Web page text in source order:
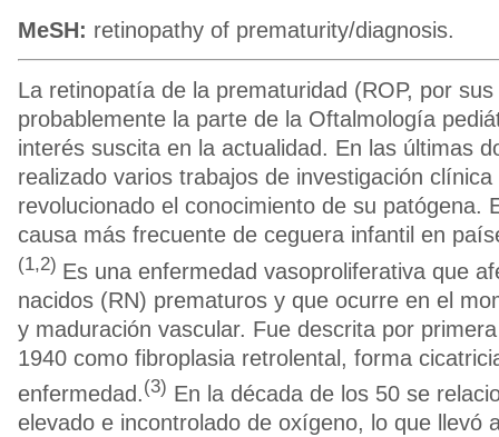
MeSH: retinopathy of prematurity/diagnosis.
La retinopatía de la prematuridad (ROP, por
probablemente la parte de la Oftalmología
interés suscita en la actualidad. En las últimas
realizado varios trabajos de investigación
revolucionado el conocimiento de su patógena.
causa más frecuente de ceguera infantil en
(1,2) Es una enfermedad vasoproliferativa que
nacidos (RN) prematuros y que ocurre en el
y maduración vascular. Fue descrita por
1940 como fibroplasia retrolental, forma
enfermedad.(3) En la década de los 50 se
elevado e incontrolado de oxígeno, lo que llevó